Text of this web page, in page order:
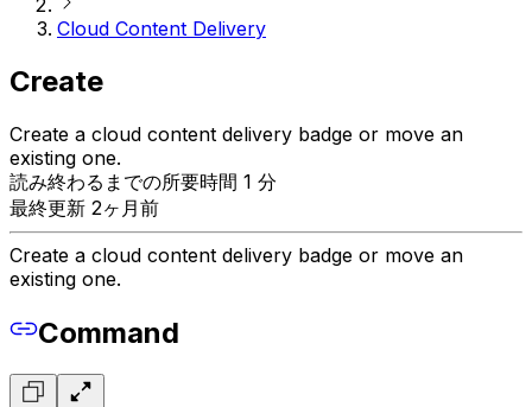
Cloud Content Delivery
Create
Create a cloud content delivery badge or move an
existing one.
読み終わるまでの所要時間 1 分
最終更新 2ヶ月前
Create a cloud content delivery badge or move an
existing one.
Command